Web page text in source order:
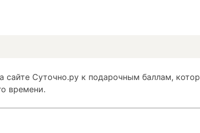
сайте Суточно.ру к подарочным баллам,
времени.